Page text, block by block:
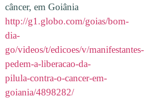
câncer, em Goiânia
http://g1.globo.com/goias/bom-
dia-
go/videos/t/edicoes/v/manifestantes-
pedem-a-liberacao-da-
pilula-contra-o-cancer-em-
goiania/4898282/